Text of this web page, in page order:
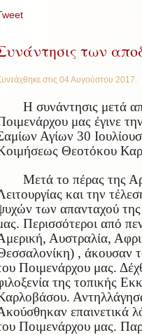
των
στις 04 Αυγούστου 2017.
Η συνάντησις μετά
μας έγινε
Αγίων 30
Θεοτόκου
Μετά το πέρας της
και την
των απανταχού
Περισσότεροι από
Αυστραλία,
, άκουσαν
Ποιμενάρχου μας.
της τοπικής
επαινετικά
Ποιμενάρχου μας.